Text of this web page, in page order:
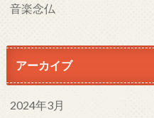
音楽念仏
アーカイブ
2024年3月